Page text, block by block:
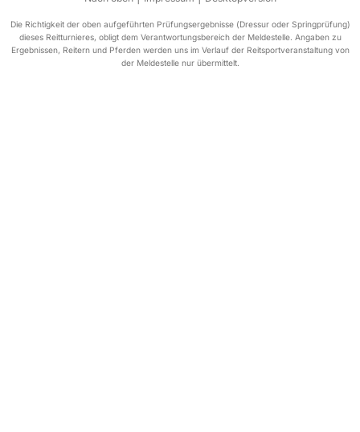
Die Richtigkeit der oben aufgeführten Prüfungsergebnisse (Dressur oder Springprüfung)
dieses Reitturnieres, obligt dem Verantwortungsbereich der Meldestelle. Angaben zu
Ergebnissen, Reitern und Pferden werden uns im Verlauf der Reitsportveranstaltung von
der Meldestelle nur übermittelt.